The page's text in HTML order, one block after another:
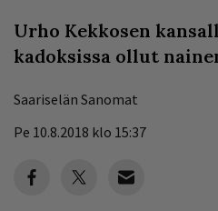
Urho Kekkosen
kadoksissa ollut
Saariselän Sanomat
Pe 10.8.2018 klo 15:37